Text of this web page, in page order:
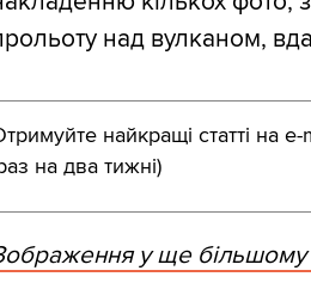
над вулканом,
найкращі статті на e-
на два тижні)
у ще більшому